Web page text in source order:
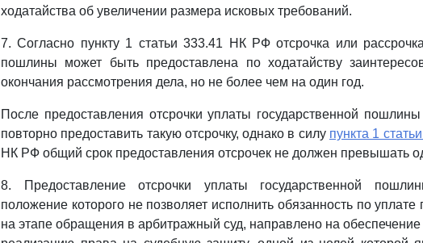
ходатайства об увеличении размера исковых требований.
7. Согласно пункту 1 статьи 333.41 НК РФ отсрочка или
пошлины может быть предоставлена по ходатайству
окончания рассмотрения дела, но не более чем на один год.
После предоставления отсрочки уплаты государственной
повторно предоставить такую отсрочку, однако в силу пункта 1
НК РФ общий срок предоставления отсрочек не должен превышать
8. Предоставление отсрочки уплаты государственной
положение которого не позволяет исполнить обязанность по
на этапе обращения в арбитражный суд, направлено на обеспечение